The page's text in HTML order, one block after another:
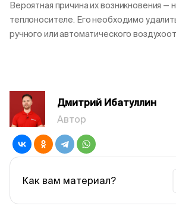
Вероятная причина их возникновения —
теплоносителе. Его необходимо
ручного или автоматического
Дмитрий Ибатуллин
Автор
Как вам материал?